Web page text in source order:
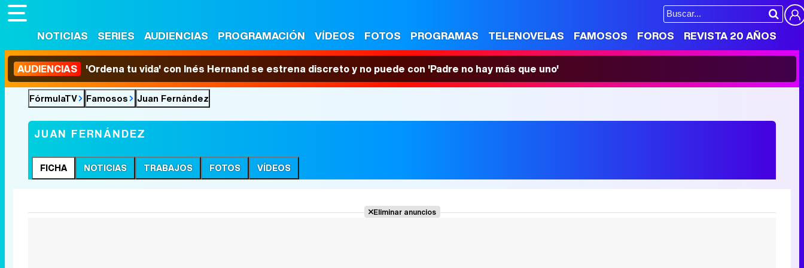
NOTICIAS SERIES AUDIENCIAS PROGRAMACIÓN VÍDEOS FOTOS PROGRAMAS TELENOVELAS FAMOSOS FOROS REVISTA 20 AÑOS
AUDIENCIAS 'Ordena tu vida' con Inés Hernand se estrena discreto y no puede con 'Padre no hay más que uno'
FórmulaTV Famosos Juan Fernández
JUAN FERNÁNDEZ
FICHA NOTICIAS TRABAJOS FOTOS VÍDEOS
Eliminar anuncios